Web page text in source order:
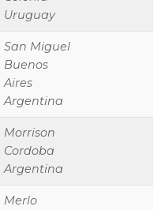
Uruguay
San Miguel
Buenos
Aires
Argentina
Morrison
Cordoba
Argentina
Merlo